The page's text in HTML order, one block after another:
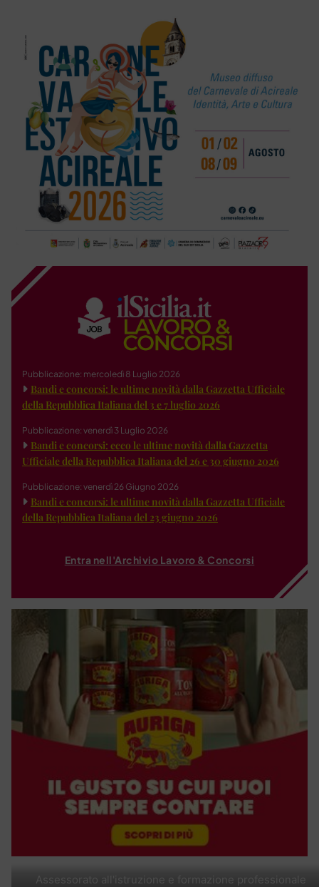
Assessorato all'istruzione e formazione professionale
Pubblicazione: mercoledì 8 Luglio 2026
Bandi e concorsi: le ultime novità dalla Gazzetta Ufficiale
della Repubblica Italiana del 3 e 7 luglio 2026
Pubblicazione: venerdì 3 Luglio 2026
Bandi e concorsi: ecco le ultime novità dalla Gazzetta
Ufficiale della Repubblica Italiana del 26 e 30 giugno 2026
Pubblicazione: venerdì 26 Giugno 2026
Bandi e concorsi: le ultime novità dalla Gazzetta Ufficiale
della Repubblica Italiana del 23 giugno 2026
Entra nell'Archivio Lavoro & Concorsi